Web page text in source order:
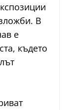
В
е
където